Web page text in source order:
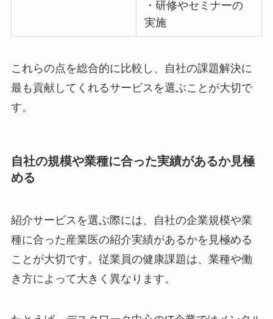
上げサポート
・研修やセミナーの
これらの点を総合的に比較し、自社の課題解決に
最も貢献してくれるサービスを選ぶことが大切で
紹介サービスを選ぶ際には、自社の企業規模や業
種に合った産業医の紹介実績があるかを見極める
ことが大切です。従業員の健康課題は、業種や働